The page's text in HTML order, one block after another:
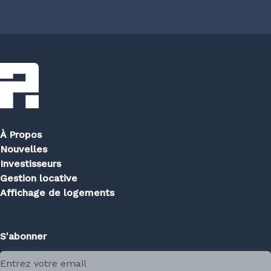
À Propos
Nouvelles
Investisseurs
Gestion locative
Affichage de logements
S'abonner